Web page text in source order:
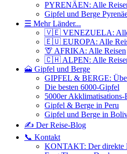
PYRENÄEN: Alle
Gipfel und Berge
☰ Mehr Länder...
🇻🇪 VENEZUELA: Alle
🇪🇺 EUROPA: Alle
🦒 AFRIKA: Alle Reisen
🇨🇭 ALPEN: Alle
🗻 Gipfel und Berge
GIPFEL & BERGE:
Die besten 6000-Gipfel
5000er Akklimatisations-
Gipfel & Berge in Peru
Gipfel und Berge in
✍️ Der Reise-Blog
📞 Kontakt
KONTAKT: Der direkte